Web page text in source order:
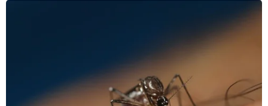
Trung Quốc duy trì cảnh báo mưa